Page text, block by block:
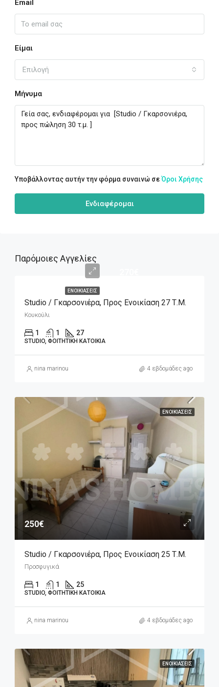
Email
Είμαι
Επιλογή
Μήνυμα
Υποβάλλοντας αυτήν την φόρμα συναινώ σεΌροι Χρήσης
Ενδιαφέρομαι
Παρόμοιες Αγγελίες
ΕΝΟΙΚΙΆΣΕΙΣ
Studio / Γκαρσονιέρα, Προς Ενοικίαση 27 Τ.μ.
Κουκούλι
1 1 27
STUDIO, ΦΟΙΤΗΤΙΚΉ ΚΑΤΟΙΚΊΑ
nina marinou 4 εβδομάδες ago
ΕΝΟΙΚΙΆΣΕΙΣ
250€
Studio / Γκαρσονιέρα, Προς Ενοικίαση 25 Τ.μ.
Προσφυγικά
1 1 25
STUDIO, ΦΟΙΤΗΤΙΚΉ ΚΑΤΟΙΚΊΑ
nina marinou 4 εβδομάδες ago
ΕΝΟΙΚΙΆΣΕΙΣ